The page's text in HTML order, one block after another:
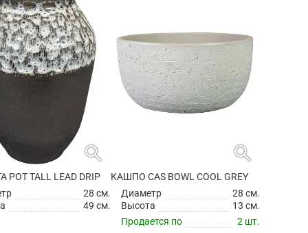
search
POT TALL LEAD DRIP
28 см.
49 см.
search
КАШПО CAS BOWL COOL GREY
Диаметр
28 см.
Высота
13 см.
Продается по
2 шт.